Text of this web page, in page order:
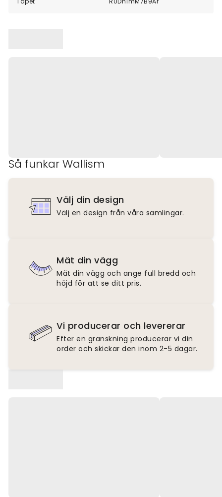
Så funkar Wallism
Välj din design
Välj en design från våra samlingar.
Mät din vägg
Mät din vägg och ange full bredd och
höjd för att se ditt pris.
Vi producerar och levererar
Efter en granskning producerar vi din
order och skickar den inom 2-5 dagar.